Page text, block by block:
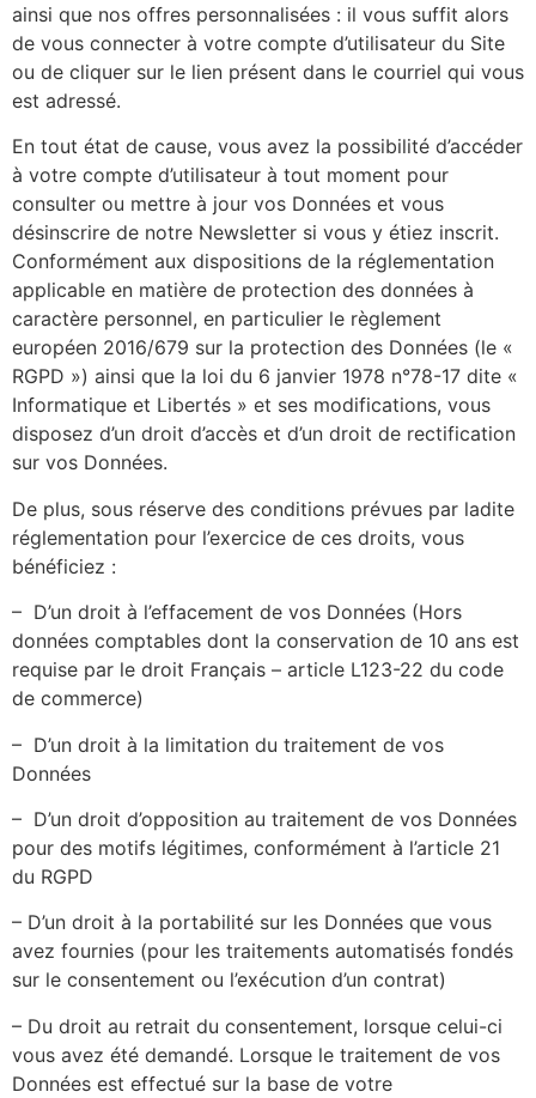
ainsi que nos offres personnalisées : il vous suffit alors
de vous connecter à votre compte d’utilisateur du Site
ou de cliquer sur le lien présent dans le courriel qui vous
est adressé.
En tout état de cause, vous avez la possibilité d’accéder
à votre compte d’utilisateur à tout moment pour
consulter ou mettre à jour vos Données et vous
désinscrire de notre Newsletter si vous y étiez inscrit.
Conformément aux dispositions de la réglementation
applicable en matière de protection des données à
caractère personnel, en particulier le règlement
européen 2016/679 sur la protection des Données (le «
RGPD ») ainsi que la loi du 6 janvier 1978 n°78-17 dite «
Informatique et Libertés » et ses modifications, vous
disposez d’un droit d’accès et d’un droit de rectification
sur vos Données.
De plus, sous réserve des conditions prévues par ladite
réglementation pour l’exercice de ces droits, vous
bénéficiez :
– D’un droit à l’effacement de vos Données (Hors
données comptables dont la conservation de 10 ans est
requise par le droit Français – article L123-22 du code
de commerce)
– D’un droit à la limitation du traitement de vos
Données
– D’un droit d’opposition au traitement de vos Données
pour des motifs légitimes, conformément à l’article 21
du RGPD
– D’un droit à la portabilité sur les Données que vous
avez fournies (pour les traitements automatisés fondés
sur le consentement ou l’exécution d’un contrat)
– Du droit au retrait du consentement, lorsque celui-ci
vous avez été demandé. Lorsque le traitement de vos
Données est effectué sur la base de votre